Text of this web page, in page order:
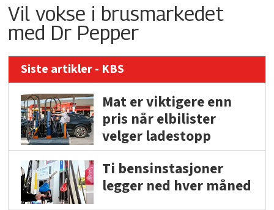
Vil vokse i brusmarkedet
med Dr Pepper
Siste artikler - KBS
Mat er viktigere enn
pris når elbilister
velger ladestopp
Ti bensinstasjoner
legger ned hver måned